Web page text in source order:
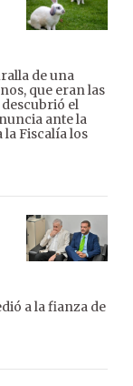
de una
que eran las
el
ante la
la Fiscalía los
a la fianza de